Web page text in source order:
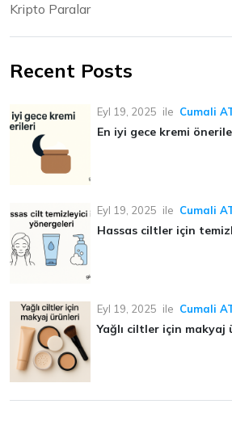
Kripto Paralar
Recent Posts
Eyl 19, 2025 ile Cumali
En iyi gece kremi
Eyl 19, 2025 ile Cumali
Hassas ciltler için
Eyl 19, 2025 ile Cumali
Yağlı ciltler için makyaj